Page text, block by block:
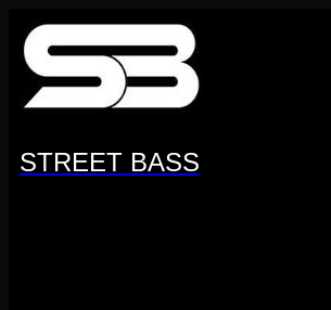
Перейти
содержанию
STREET BASS